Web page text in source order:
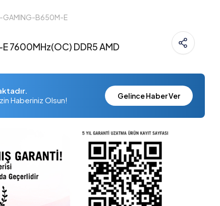
GAMING-B650M-E
7600MHz(OC) DDR5 AMD
Haberiniz Olsun!
Gelince Haber Ver